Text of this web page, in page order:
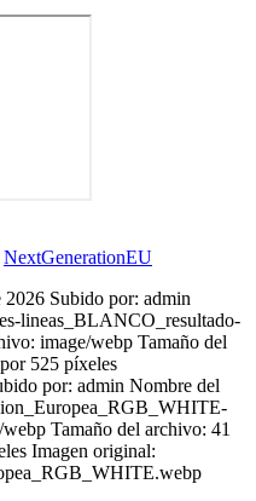
NextGenerationEU